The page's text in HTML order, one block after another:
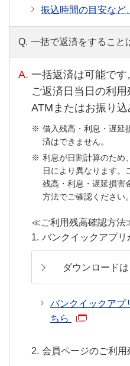
振込時間の目安など
Q. 一括で返済をすること
A. 一括返済は可能です
ご返済日当日の利用
ATMまたはお振り込
借入残高・利息・遅延
済はできません。
利息が日割計算のため
日により異なります。
残高・利息・遅延損害
方法でご確認ください。
≪ご利用残高確認方
バンクイックアプ
ダウンロード
バンクイックアプ
ちら
会員ページのご利